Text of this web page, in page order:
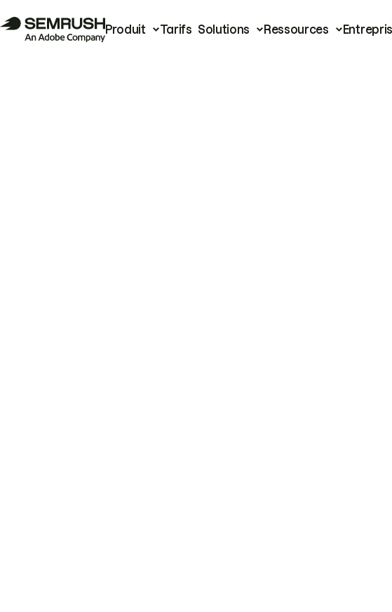
Produit Tarifs Solutions Ressources